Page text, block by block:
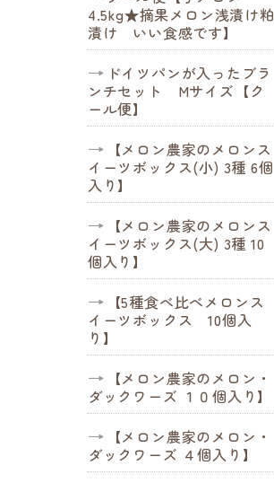
4.5kg★摘果メロン浅漬け粕
漬け いい食感です】
ドイツパンが入ったブラ
ンチセット Mサイズ【ク
ール便】
【メロン農家のメロンス
イーツボックス(小) 3種 6個
入り】
【メロン農家のメロンス
イーツボックス(大) 3種 10
個入り】
【5種食べ比べメロンス
イーツボックス 10個入
り】
【メロン農家のメロン・
ダックワーズ １０個入り】
【メロン農家のメロン・
ダックワーズ ４個入り】